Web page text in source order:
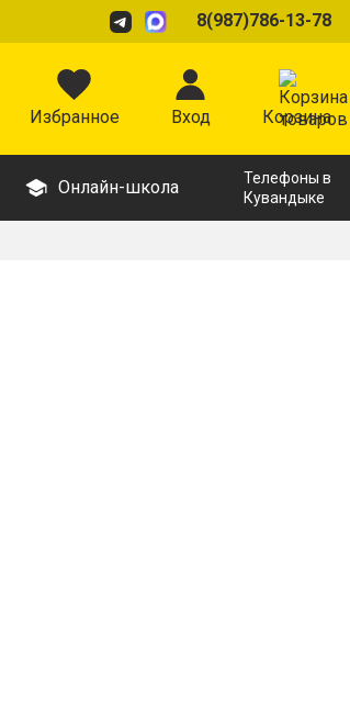
8(987)786-13-78
Избранное Вход Корзина
Онлайн-школа
Телефоны в
Кувандыке